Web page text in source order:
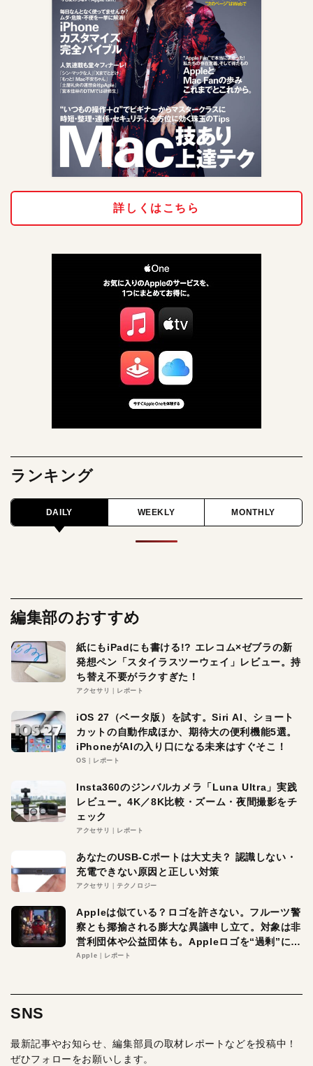
詳しくはこちら
ランキング
DAILY WEEKLY MONTHLY
編集部のおすすめ
紙にもiPadにも書ける!? エレコム×ゼブラの新
発想ペン「スタイラスツーウェイ」レビュー。持
ち替え不要がラクすぎた！
アクセサリ レポート
iOS 27（ベータ版）を試す。Siri AI、ショート
カットの自動作成ほか、期待大の便利機能5選。
iPhoneがAIの入り口になる未来はすぐそこ！
OS レポート
Insta360のジンバルカメラ「Luna Ultra」実践
レビュー。4K／8K比較・ズーム・夜間撮影をチ
ェック
アクセサリ レポート
あなたのUSB-Cポートは大丈夫？ 認識しない・
充電できない原因と正しい対策
アクセサリ テクノロジー
Appleは似ている？ロゴを許さない。フルーツ警
察とも揶揄される膨大な異議申し立て。対象は非
営利団体や公益団体も。Appleロゴを“過剰”に守
る理由とは
Apple レポート
SNS
最新記事やお知らせ、編集部員の取材レポートなどを投稿中！
ぜひフォローをお願いします。